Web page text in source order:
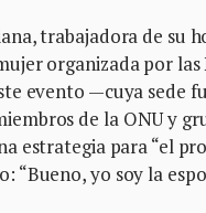
trabajadora de su
organizada por
evento —cuya sede
de la ONU y
estrategia para “el
“Bueno, yo soy la